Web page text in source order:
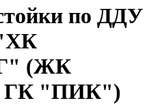
по ДДУ
(ЖК
ГК "ПИК")